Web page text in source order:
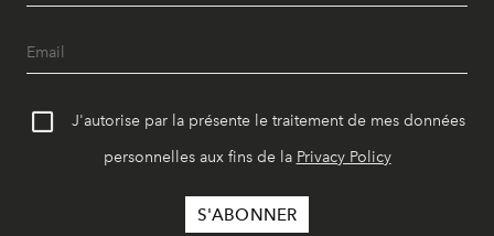
J'autorise par la présente le traitement de mes données
personnelles aux fins de la Privacy Policy